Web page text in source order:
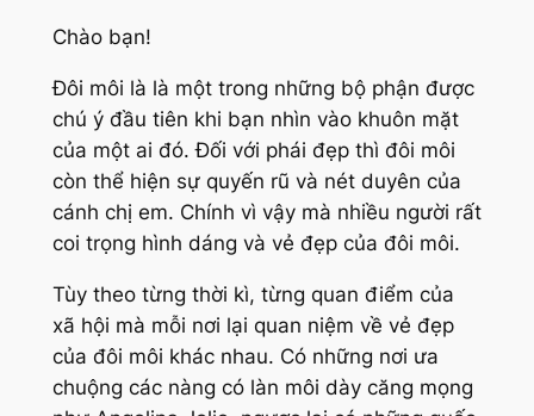
Chào bạn!
Đôi môi là là một trong những bộ phận được
chú ý đầu tiên khi bạn nhìn vào khuôn mặt
của một ai đó. Đối với phái đẹp thì đôi môi
còn thể hiện sự quyến rũ và nét duyên của
cánh chị em. Chính vì vậy mà nhiều người rất
coi trọng hình dáng và vẻ đẹp của đôi môi.
Tùy theo từng thời kì, từng quan điểm của
xã hội mà mỗi nơi lại quan niệm về vẻ đẹp
của đôi môi khác nhau. Có những nơi ưa
chuộng các nàng có làn môi dày căng mọng